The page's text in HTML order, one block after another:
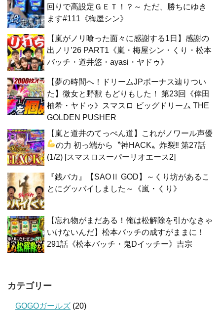
回りで高設定ＧＥＴ！？～ ただ、勝ちにゆき
ます#111《梅屋シン》
【嵐がノリ喰った面々に感謝する1日】感謝の
出ノリ’26 PART1《嵐・梅屋シン・くり・松本
バッチ・道井悠・ayasi・ヤドゥ》
【夢の時間へ！ドリームJPボーナス辿りつい
た】微女と野獣 もどりもした！ 第23回《倖田
柚希・ヤドゥ》スマスロ ビッグドリーム THE
GOLDEN PUSHER
【嵐と道井のてっぺん道】これがノワール声優
の力 初っ端から〝神HACK〟炸裂‼ 第27話
(1/2) [スマスロスーパーリオエース2]
『銭バカ』【SAOⅡ GOD】～くり坊があるこ
とにグッバイしました～《嵐・くり》
【忘れ物がまだある！俺は松解除を引かなきゃ
いけないんだ】松本バッチの成すがままに！
291話《松本バッチ・鬼Dイッチー》吉宗
カテゴリー
GOGOガールズ (20)